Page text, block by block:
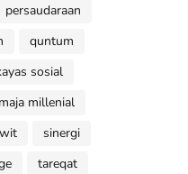
persaudaraan
quntum
sosial
millenial
sinergi
tareqat